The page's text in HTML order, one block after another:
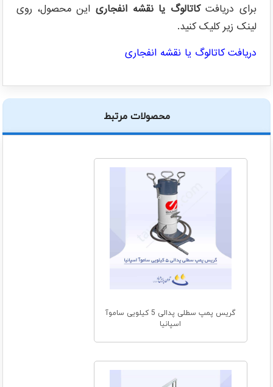
برای دریافتکاتالوگ یا نقشه انفجاری این محصول، روی
لینک زیر کلیک کنید.
دریافت کاتالوگ یا نقشه انفجاری
محصولات مرتبط
گریس پمپ سطلی پدالی 5 کیلویی ساموآ
اسپانیا